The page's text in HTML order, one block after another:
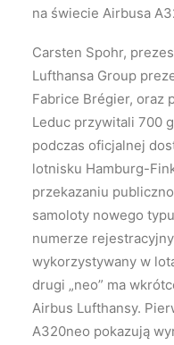
na świecie Airbusa
Carsten Spohr,
Lufthansa Group
Fabrice Brégier, oraz
Leduc przywitali 700
podczas oficjalnej
lotnisku Hamburg-
przekazaniu
samoloty nowego
numerze
wykorzystywany w
drugi „neo” ma
Airbus Lufthansy.
A320neo pokazują